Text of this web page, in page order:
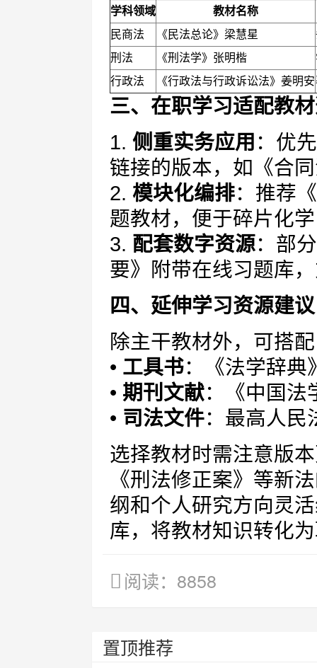
学科领域
教材名称
民商法
《民法总论》梁慧星
刑法
《刑法学》张明楷
行政法
《行政法与行政诉讼法》姜明安
三、在职学习适配教
1. 侧重实务应用 ：优
链接的版本，如《合
2. 模块化编排：推荐
题教材，便于碎片化
3. 配套数字资源：部
要》附带在线习题库
四、延伸学习资源建议
除主干教材外，可搭
• 工具书：《法学辞典
• 期刊文献：《中国法
• 司法文件：最高人民
选择教材时需注意版
《刑法修正案》等新
纲和个人研究方向灵
库，将教材知识转化
阅读：8858
置顶推荐